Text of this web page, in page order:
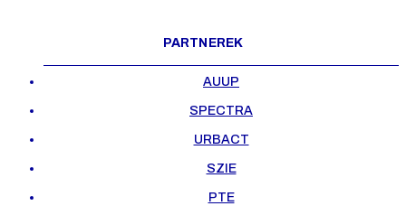
PARTNEREK
AUUP
SPECTRA
URBACT
SZIE
PTE